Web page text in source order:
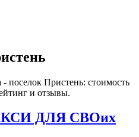
поселок Пристень: стоимость
и отзывы.
ДЛЯ СВОих